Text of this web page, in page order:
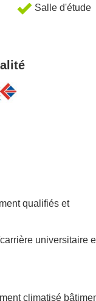
Salle d'étude
qualifiés et
universitaire
climatisé